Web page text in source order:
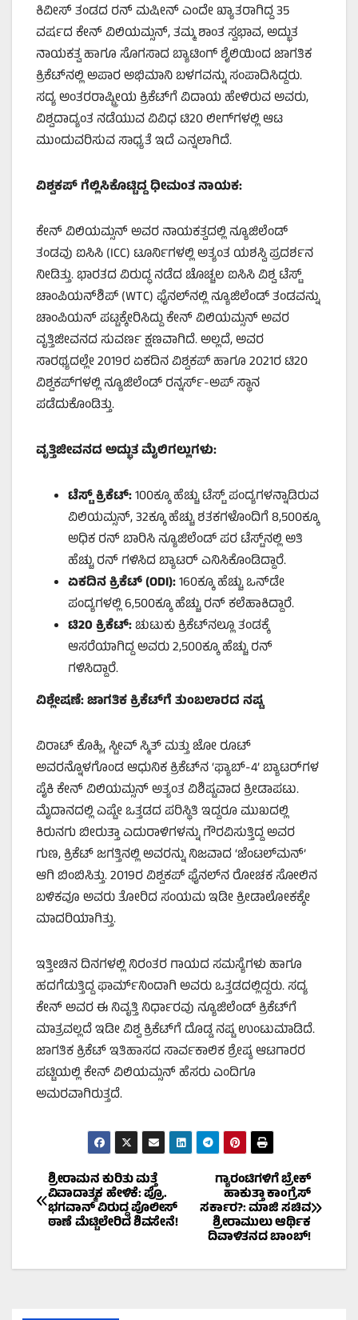
ಕಿವೀಸ್ ತಂಡದ ರನ್‌ ಮಷೀನ್ ಎಂದೇ ಖ್ಯಾತರಾಗಿದ್ದ 35
ವರ್ಷದ ಕೇನ್ ವಿಲಿಯಮ್ಸನ್, ತಮ್ಮ ಶಾಂತ ಸ್ವಭಾವ, ಅದ್ಭುತ
ನಾಯಕತ್ವ ಹಾಗೂ ಸೊಗಸಾದ ಬ್ಯಾಟಿಂಗ್ ಶೈಲಿಯಿಂದ ಜಾಗತಿಕ
ಕ್ರಿಕೆಟ್‌ನಲ್ಲಿ ಅಪಾರ ಅಭಿಮಾನಿ ಬಳಗವನ್ನು ಸಂಪಾದಿಸಿದ್ದರು.
ಸದ್ಯ ಅಂತರರಾಷ್ಟ್ರೀಯ ಕ್ರಿಕೆಟ್‌ಗೆ ವಿದಾಯ ಹೇಳಿರುವ ಅವರು,
ವಿಶ್ವದಾದ್ಯಂತ ನಡೆಯುವ ವಿವಿಧ ಟಿ20 ಲೀಗ್‌ಗಳಲ್ಲಿ ಆಟ
ಮುಂದುವರಿಸುವ ಸಾಧ್ಯತೆ ಇದೆ ಎನ್ನಲಾಗಿದೆ.
ವಿಶ್ವಕಪ್ ಗೆಲ್ಲಿಸಿಕೊಟ್ಟಿದ್ದ ಧೀಮಂತ ನಾಯಕ:
ಕೇನ್ ವಿಲಿಯಮ್ಸನ್ ಅವರ ನಾಯಕತ್ವದಲ್ಲಿ ನ್ಯೂಜಿಲೆಂಡ್
ತಂಡವು ಐಸಿಸಿ (ICC) ಟೂರ್ನಿಗಳಲ್ಲಿ ಅತ್ಯಂತ ಯಶಸ್ವಿ ಪ್ರದರ್ಶನ
ನೀಡಿತ್ತು. ಭಾರತದ ವಿರುದ್ಧ ನಡೆದ ಚೊಚ್ಚಲ ಐಸಿಸಿ ವಿಶ್ವ ಟೆಸ್ಟ್
ಚಾಂಪಿಯನ್‌ಶಿಪ್ (WTC) ಫೈನಲ್‌ನಲ್ಲಿ ನ್ಯೂಜಿಲೆಂಡ್ ತಂಡವನ್ನು
ಚಾಂಪಿಯನ್ ಪಟ್ಟಕ್ಕೇರಿಸಿದ್ದು ಕೇನ್ ವಿಲಿಯಮ್ಸನ್ ಅವರ
ವೃತ್ತಿಜೀವನದ ಸುವರ್ಣ ಕ್ಷಣವಾಗಿದೆ. ಅಲ್ಲದೆ, ಅವರ
ಸಾರಥ್ಯದಲ್ಲೇ 2019ರ ಏಕದಿನ ವಿಶ್ವಕಪ್ ಹಾಗೂ 2021ರ ಟಿ20
ವಿಶ್ವಕಪ್‌ಗಳಲ್ಲಿ ನ್ಯೂಜಿಲೆಂಡ್ ರನ್ನರ್ಸ್-ಅಪ್ ಸ್ಥಾನ
ಪಡೆದುಕೊಂಡಿತ್ತು.
ವೃತ್ತಿಜೀವನದ ಅದ್ಭುತ ಮೈಲಿಗಲ್ಲುಗಳು:
ಟೆಸ್ಟ್ ಕ್ರಿಕೆಟ್:100ಕ್ಕೂ ಹೆಚ್ಚು ಟೆಸ್ಟ್ ಪಂದ್ಯಗಳನ್ನಾಡಿರುವ
ವಿಲಿಯಮ್ಸನ್, 32ಕ್ಕೂ ಹೆಚ್ಚು ಶತಕಗಳೊಂದಿಗೆ 8,500ಕ್ಕೂ
ಅಧಿಕ ರನ್ ಬಾರಿಸಿ ನ್ಯೂಜಿಲೆಂಡ್ ಪರ ಟೆಸ್ಟ್‌ನಲ್ಲಿ ಅತಿ
ಹೆಚ್ಚು ರನ್ ಗಳಿಸಿದ ಬ್ಯಾಟರ್ ಎನಿಸಿಕೊಂಡಿದ್ದಾರೆ.
ಏಕದಿನ ಕ್ರಿಕೆಟ್ (ODI):160ಕ್ಕೂ ಹೆಚ್ಚು ಒನ್‌ಡೇ
ಪಂದ್ಯಗಳಲ್ಲಿ 6,500ಕ್ಕೂ ಹೆಚ್ಚು ರನ್ ಕಲೆಹಾಕಿದ್ದಾರೆ.
ಟಿ20ಕ್ರಿಕೆಟ್:ಚುಟುಕು ಕ್ರಿಕೆಟ್‌ನಲ್ಲೂ ತಂಡಕ್ಕೆ
ಆಸರೆಯಾಗಿದ್ದ ಅವರು 2,500ಕ್ಕೂ ಹೆಚ್ಚು ರನ್
ಗಳಿಸಿದ್ದಾರೆ.
ವಿಶ್ಲೇಷಣೆ: ಜಾಗತಿಕ ಕ್ರಿಕೆಟ್‌ಗೆ ತುಂಬಲಾರದ ನಷ್ಟ
ವಿರಾಟ್ ಕೊಹ್ಲಿ, ಸ್ಟೀವ್ ಸ್ಮಿತ್ ಮತ್ತು ಜೋ ರೂಟ್
ಅವರನ್ನೊಳಗೊಂಡ ಆಧುನಿಕ ಕ್ರಿಕೆಟ್‌ನ ‘ಫ್ಯಾಬ್-4’ ಬ್ಯಾಟರ್‌ಗಳ
ಪೈಕಿ ಕೇನ್ ವಿಲಿಯಮ್ಸನ್ ಅತ್ಯಂತ ವಿಶಿಷ್ಟವಾದ ಕ್ರೀಡಾಪಟು.
ಮೈದಾನದಲ್ಲಿ ಎಷ್ಟೇ ಒತ್ತಡದ ಪರಿಸ್ಥಿತಿ ಇದ್ದರೂ ಮುಖದಲ್ಲಿ
ಕಿರುನಗು ಬೀರುತ್ತಾ ಎದುರಾಳಿಗಳನ್ನು ಗೌರವಿಸುತ್ತಿದ್ದ ಅವರ
ಗುಣ, ಕ್ರಿಕೆಟ್ ಜಗತ್ತಿನಲ್ಲಿ ಅವರನ್ನು ನಿಜವಾದ ‘ಜೆಂಟಲ್‌ಮನ್’
ಆಗಿ ಬಿಂಬಿಸಿತ್ತು. 2019ರ ವಿಶ್ವಕಪ್ ಫೈನಲ್‌ನ ರೋಚಕ ಸೋಲಿನ
ಬಳಿಕವೂ ಅವರು ತೋರಿದ ಸಂಯಮ ಇಡೀ ಕ್ರೀಡಾಲೋಕಕ್ಕೇ
ಮಾದರಿಯಾಗಿತ್ತು.
ಇತ್ತೀಚಿನ ದಿನಗಳಲ್ಲಿ ನಿರಂತರ ಗಾಯದ ಸಮಸ್ಯೆಗಳು ಹಾಗೂ
ಹದಗೆಡುತ್ತಿದ್ದ ಫಾರ್ಮ್‌ನಿಂದಾಗಿ ಅವರು ಒತ್ತಡದಲ್ಲಿದ್ದರು. ಸದ್ಯ
ಕೇನ್ ಅವರ ಈ ನಿವೃತ್ತಿ ನಿರ್ಧಾರವು ನ್ಯೂಜಿಲೆಂಡ್ ಕ್ರಿಕೆಟ್‌ಗೆ
ಮಾತ್ರವಲ್ಲದೆ ಇಡೀ ವಿಶ್ವ ಕ್ರಿಕೆಟ್‌ಗೆ ದೊಡ್ಡ ನಷ್ಟ ಉಂಟುಮಾಡಿದೆ.
ಜಾಗತಿಕ ಕ್ರಿಕೆಟ್ ಇತಿಹಾಸದ ಸಾರ್ವಕಾಲಿಕ ಶ್ರೇಷ್ಠ ಆಟಗಾರರ
ಪಟ್ಟಿಯಲ್ಲಿ ಕೇನ್ ವಿಲಿಯಮ್ಸನ್ ಹೆಸರು ಎಂದಿಗೂ
ಅಮರವಾಗಿರುತ್ತದೆ.
Post
navigation
ಗ್ಯಾರಂಟಿಗಳಿಗೆ ಬ್ರೇಕ್
ಹಾಕುತ್ತಾ ಕಾಂಗ್ರೆಸ್
ಸರ್ಕಾರ?: ಮಾಜಿ ಸಚಿವ
ಶ್ರೀರಾಮುಲು ಆರ್ಥಿಕ
ದಿವಾಳಿತನದ ಬಾಂಬ್!
ಶ್ರೀರಾಮನ ಕುರಿತು ಮತ್ತೆ
ವಿವಾದಾತ್ಮಕ ಹೇಳಿಕೆ: ಪ್ರೊ.
ಭಗವಾನ್ ವಿರುದ್ಧ ಪೊಲೀಸ್
ಠಾಣೆ ಮೆಟ್ಟಿಲೇರಿದ ಶಿವಸೇನೆ!